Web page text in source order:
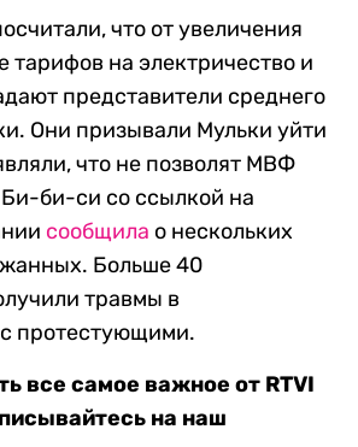
что от увеличения
тарифов на электричество и
представители среднего
Они призывали Мульки уйти
что не позволят МВФ
би-си со ссылкой на
сообщила о нескольких
Больше 40
травмы в
протестующими.
все самое важное от RTVI
на наш